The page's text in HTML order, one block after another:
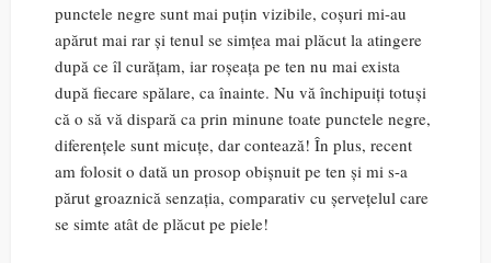
punctele negre sunt mai puțin vizibile, coșuri mi-au
apărut mai rar și tenul se simțea mai plăcut la atingere
după ce îl curățam, iar roșeața pe ten nu mai exista
după fiecare spălare, ca înainte. Nu vă închipuiți totuși
că o să vă dispară ca prin minune toate punctele negre,
diferențele sunt micuțe, dar contează! În plus, recent
am folosit o dată un prosop obișnuit pe ten și mi s-a
părut groaznică senzația, comparativ cu șervețelul care
se simte atât de plăcut pe piele!